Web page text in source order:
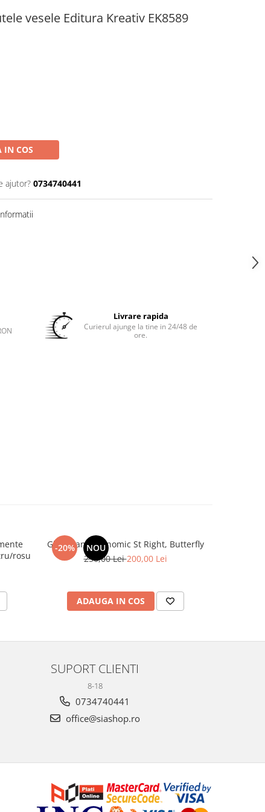
vesele Editura Kreativ EK8589
IN COS
ajutor? 0734740441
Livrare rapida
Curierul ajunge la tine in 24/48 de
ore.
albastru/rosu
-20% NOU
Ghiozdan ergonomic St Right, Butterfly
250,00 Lei200,00 Lei
ADAUGA IN COS
SUPORT CLIENTI
8-18
0734740441
office@siashop.ro